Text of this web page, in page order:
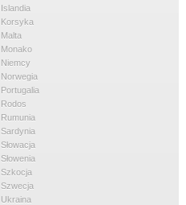
Islandia
Korsyka
Malta
Monako
Niemcy
Norwegia
Portugalia
Rodos
Rumunia
Sardynia
Słowacja
Słowenia
Szkocja
Szwecja
Ukraina